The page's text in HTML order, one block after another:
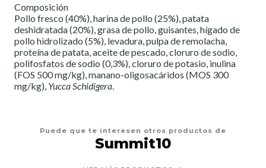
Composición
Pollo fresco (40%), harina de pollo (25%), patata
deshidratada (20%), grasa de pollo, guisantes, hígado de
pollo hidrolizado (5%), levadura, pulpa de remolacha,
proteína de patata, aceite de pescado, cloruro de sodio,
polifosfatos de sodio (0,3%), cloruro de potasio, inulina
(FOS 500 mg/kg), manano-oligosacáridos (MOS 300
mg/kg), Yucca Schidigera
Puede que te interesen otros productos de
Summit10